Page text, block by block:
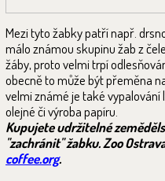
Mezi tyto žabky patří např.
málo známou skupinu žab z
žáby, proto velmi trpí
obecně to může být přeměna
velmi známé je také
olejné či výroba papíru.
Kupujete udržitelné
"zachránit" žabku. Zoo
coffee.org.